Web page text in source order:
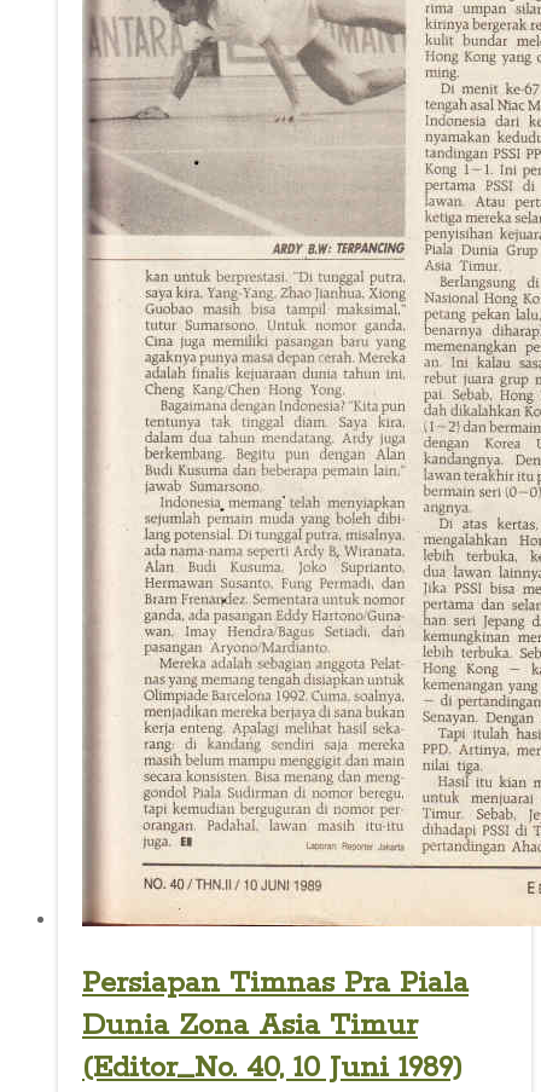
Persiapan Timnas Pra Piala
Dunia Zona Asia Timur
(Editor_No. 40, 10 Juni 1989)